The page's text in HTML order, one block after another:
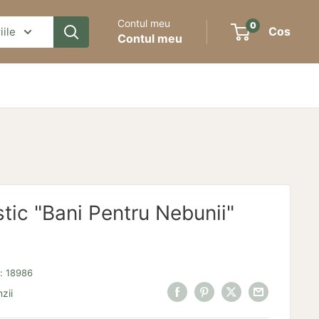
Contul meu
Contul meu
0 Cos
"Bani Pentru Nebunii"
18986